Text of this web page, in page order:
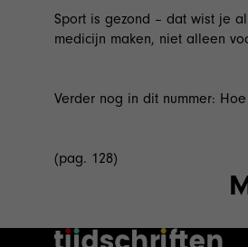
Sport is gezond – dat wist je
medicijn maken, niet alleen
Verder nog in dit nummer:
(pag. 128)